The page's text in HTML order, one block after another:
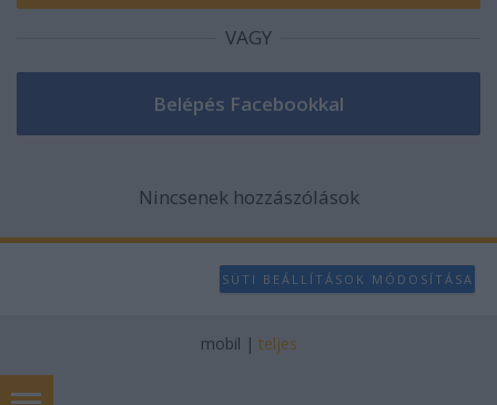
VAGY
Nincsenek hozzászólások
SÜTI BEÁLLÍTÁSOK MÓDOSÍTÁSA
mobil | teljes